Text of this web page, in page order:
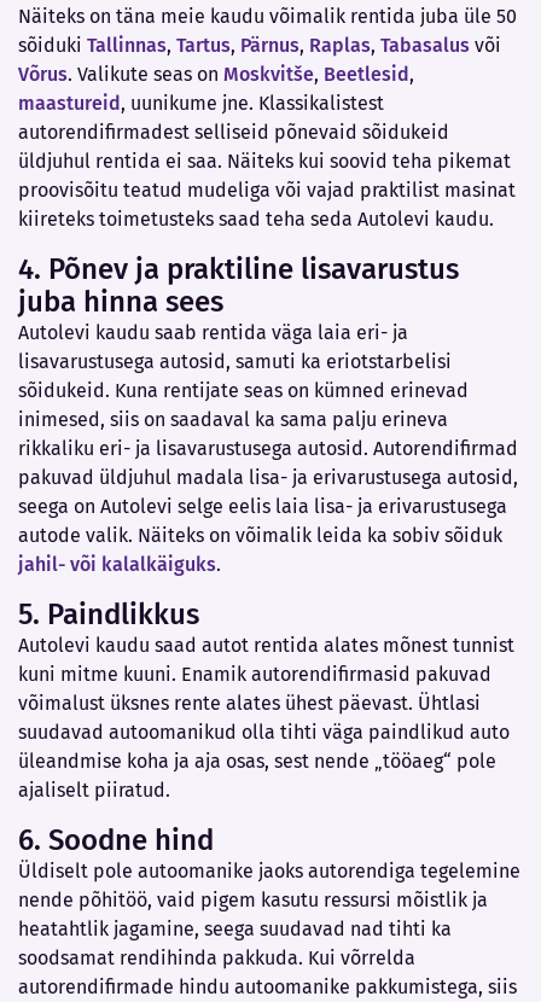
Näiteks on täna meie kaudu võimalik rentida juba üle 50
sõiduki Tallinnas, Tartus, Pärnus, Raplas, Tabasalus või
Võrus. Valikute seas on Moskvitše, Beetlesid,
maastureid, uunikume jne. Klassikalistest
autorendifirmadest selliseid põnevaid sõidukeid
üldjuhul rentida ei saa. Näiteks kui soovid teha pikemat
proovisõitu teatud mudeliga või vajad praktilist masinat
kiireteks toimetusteks saad teha seda Autolevi kaudu.
4. Põnev ja praktiline lisavarustus
juba hinna sees
Autolevi kaudu saab rentida väga laia eri- ja
lisavarustusega autosid, samuti ka eriotstarbelisi
sõidukeid. Kuna rentijate seas on kümned erinevad
inimesed, siis on saadaval ka sama palju erineva
rikkaliku eri- ja lisavarustusega autosid. Autorendifirmad
pakuvad üldjuhul madala lisa- ja erivarustusega autosid,
seega on Autolevi selge eelis laia lisa- ja erivarustusega
autode valik. Näiteks on võimalik leida ka sobiv sõiduk
jahil- või kalalkäiguks.
5. Paindlikkus
Autolevi kaudu saad autot rentida alates mõnest tunnist
kuni mitme kuuni. Enamik autorendifirmasid pakuvad
võimalust üksnes rente alates ühest päevast. Ühtlasi
suudavad autoomanikud olla tihti väga paindlikud auto
üleandmise koha ja aja osas, sest nende „tööaeg“ pole
ajaliselt piiratud.
6. Soodne hind
Üldiselt pole autoomanike jaoks autorendiga tegelemine
nende põhitöö, vaid pigem kasutu ressursi mõistlik ja
heatahtlik jagamine, seega suudavad nad tihti ka
soodsamat rendihinda pakkuda. Kui võrrelda
autorendifirmade hindu autoomanike pakkumistega, siis